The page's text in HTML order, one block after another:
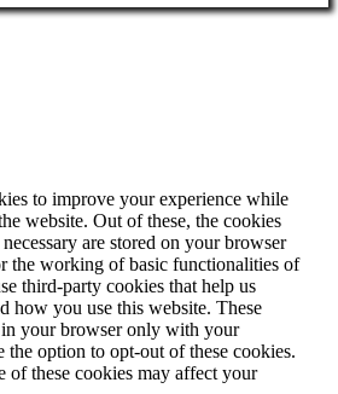
to improve your experience while
website. Out of these, the cookies
are stored on your browser
the working of basic functionalities of
third-party cookies that help us
how you use this website. These
your browser only with your
the option to opt-out of these cookies.
of these cookies may affect your